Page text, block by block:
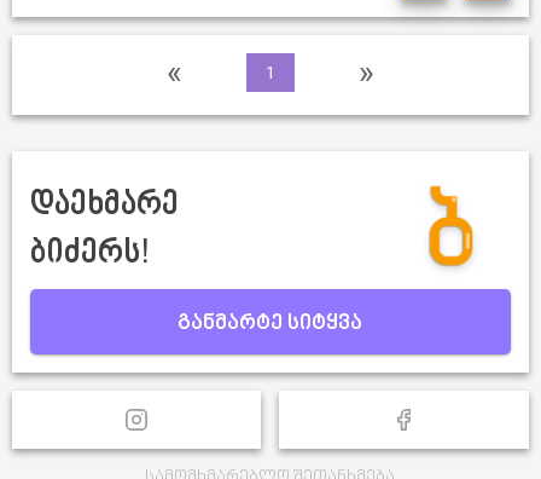
« 1 »
დაეხმარე
ბიძერს!
განმარტე სიტყვა